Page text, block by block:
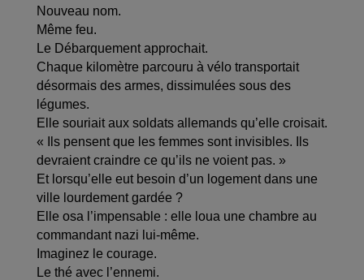
Nouveau nom.
Même feu.
Le Débarquement approchait.
Chaque kilomètre parcouru à vélo transportait
désormais des armes, dissimulées sous des
légumes.
Elle souriait aux soldats allemands qu’elle croisait.
« Ils pensent que les femmes sont invisibles. Ils
devraient craindre ce qu’ils ne voient pas. »
Et lorsqu’elle eut besoin d’un logement dans une
ville lourdement gardée ?
Elle osa l’impensable : elle loua une chambre au
commandant nazi lui-même.
Imaginez le courage.
Le thé avec l’ennemi.